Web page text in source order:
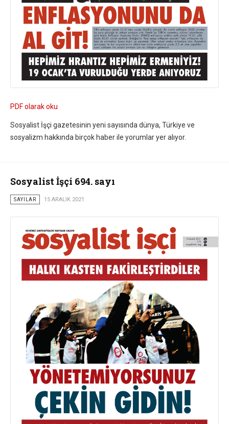
PDF olarak oku
Sosyalist İşçi gazetesinin yeni sayısında dünya, Türkiye ve
sosyalizm hakkında birçok haber ile yorumlar yer alıyor.
Sosyalist İşçi 694. sayı
SAYILAR 15 ARALIK 2021